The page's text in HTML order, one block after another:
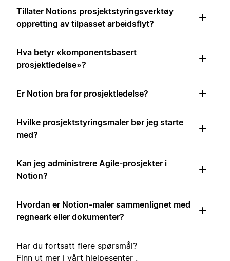
Tillater Notions prosjektstyringsverktøy
oppretting av tilpasset arbeidsflyt?
Hva betyr «komponentsbasert
prosjektledelse»?
Er Notion bra for prosjektledelse?
Hvilke prosjektstyringsmaler bør jeg starte
med?
Kan jeg administrere Agile-prosjekter i
Notion?
Hvordan er Notion-maler sammenlignet med
regneark eller dokumenter?
Har du fortsatt flere spørsmål?
Finn ut mer i vårt hjelpesenter .